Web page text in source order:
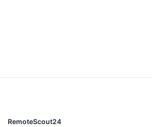
RemoteScout24